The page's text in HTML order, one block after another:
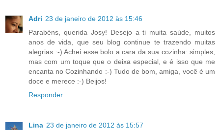
Adri 23 de janeiro de 2012 às 15:46
Parabéns, querida Josy! Desejo a ti muita saúde, muitos
anos de vida, que seu blog continue te trazendo muitas
alegrias :-) Achei esse bolo a cara da sua cozinha: simples,
mas com um toque que o deixa especial, e é isso que me
encanta no Cozinhando :-) Tudo de bom, amiga, você é um
doce e merece :-) Beijos!
Responder
Lina 23 de janeiro de 2012 às 15:57